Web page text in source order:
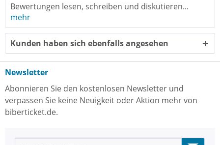
Bewertungen lesen, schreiben und diskutieren...
mehr
Kunden haben sich ebenfalls angesehen
Newsletter
Abonnieren Sie den kostenlosen Newsletter und
verpassen Sie keine Neuigkeit oder Aktion mehr von
biberticket.de.